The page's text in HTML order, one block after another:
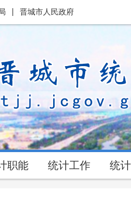
晋城市人民政府
职能 统计工作 统